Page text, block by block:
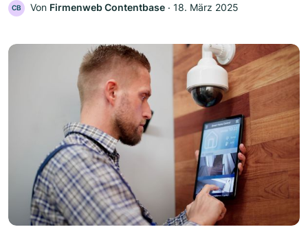
CB Von Firmenweb Contentbase ‧ 18. März 2025